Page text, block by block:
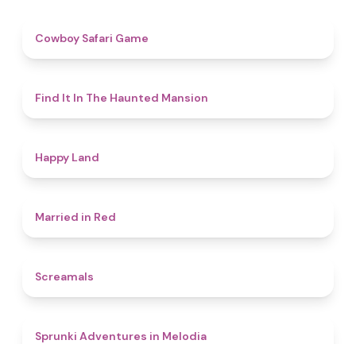
Cowboy Safari Game
Find It In The Haunted Mansion
Happy Land
Married in Red
Screamals
Sprunki Adventures in Melodia